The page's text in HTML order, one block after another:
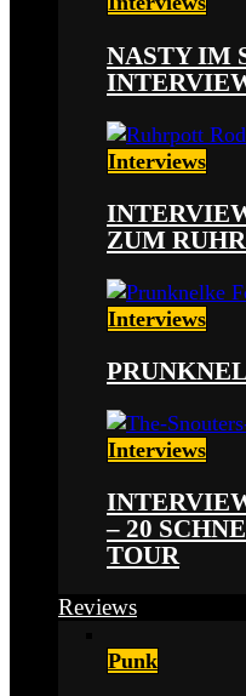
NASTY IM
Interviews
ZUM
Interviews
Interviews
– 20
TOUR
Reviews
Punk